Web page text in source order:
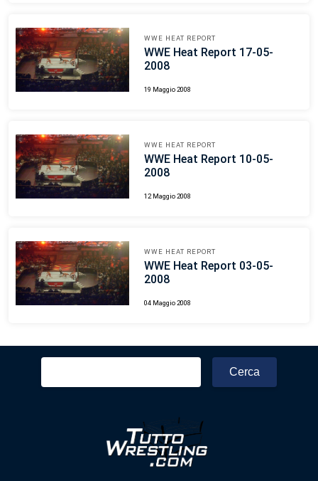
WWE HEAT REPORT
WWE Heat Report 17-05-
2008
19 Maggio 2008
WWE HEAT REPORT
WWE Heat Report 10-05-
2008
12 Maggio 2008
WWE HEAT REPORT
WWE Heat Report 03-05-
2008
04 Maggio 2008
Ricerca